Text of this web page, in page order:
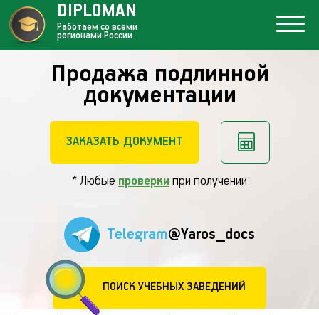
Продажа подлинной
документации
ЗАКАЗАТЬ ДОКУМЕНТ
* Любые проверки при получении
Telegram@Yaros_docs
ПОИСК УЧЕБНЫХ ЗАВЕДЕНИЙ
DIPLOMAN
Работаем со всеми
регионами России